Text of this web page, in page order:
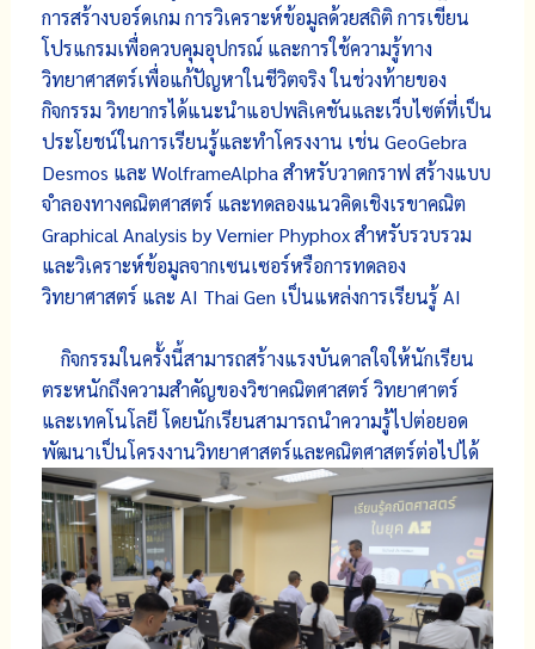
การสร้างบอร์ดเกม การวิเคราะห์ข้อมูลด้วยสถิติ การเขียน
โปรแกรมเพื่อควบคุมอุปกรณ์ และการใช้ความรู้ทาง
วิทยาศาสตร์เพื่อแก้ปัญหาในชีวิตจริง ในช่วงท้ายของ
กิจกรรม วิทยากรได้แนะนำแอปพลิเคชันและเว็บไซต์ที่เป็น
ประโยชน์ในการเรียนรู้และทำโครงงาน เช่น GeoGebra
Desmos และ WolframeAlpha สำหรับวาดกราฟ สร้างแบบ
จำลองทางคณิตศาสตร์ และทดลองแนวคิดเชิงเรขาคณิต
Graphical Analysis by Vernier Phyphox สำหรับรวบรวม
และวิเคราะห์ข้อมูลจากเซนเซอร์หรือการทดลอง
วิทยาศาสตร์ และ AI Thai Gen เป็นแหล่งการเรียนรู้ AI
กิจกรรมในครั้งนี้สามารถสร้างแรงบันดาลใจให้นักเรียน
ตระหนักถึงความสำคัญของวิชาคณิตศาสตร์ วิทยาศาตร์
และเทคโนโลยี โดยนักเรียนสามารถนำความรู้ไปต่อยอด
พัฒนาเป็นโครงงานวิทยาศาสตร์และคณิตศาสตร์ต่อไปได้